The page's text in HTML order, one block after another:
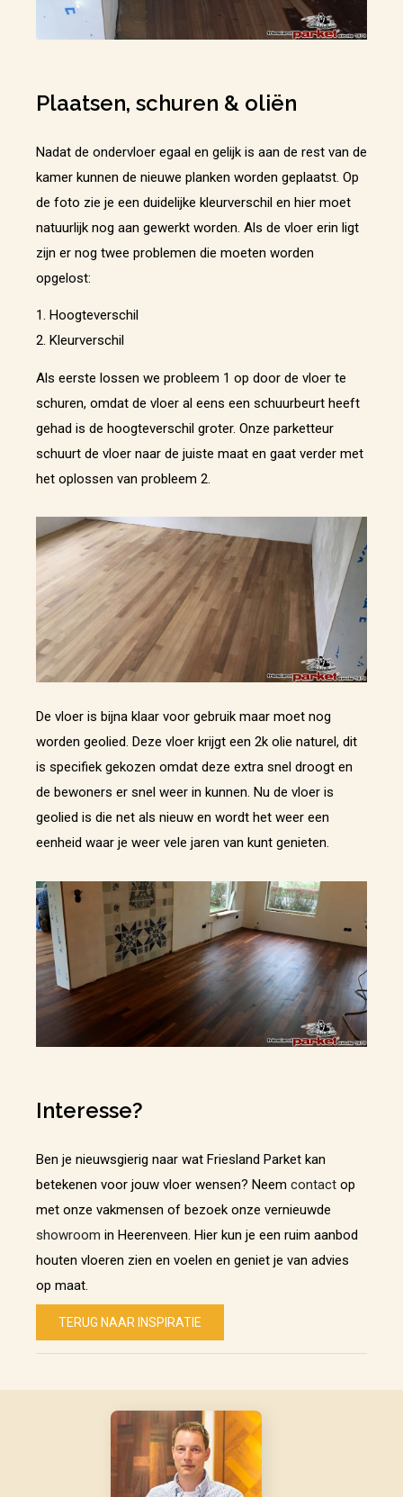
Plaatsen, schuren & oliën
Nadat de ondervloer egaal en gelijk is aan de rest van de
kamer kunnen de nieuwe planken worden geplaatst. Op
de foto zie je een duidelijke kleurverschil en hier moet
natuurlijk nog aan gewerkt worden. Als de vloer erin ligt
zijn er nog twee problemen die moeten worden
opgelost:
1. Hoogteverschil
2. Kleurverschil
Als eerste lossen we probleem 1 op door de vloer te
schuren, omdat de vloer al eens een schuurbeurt heeft
gehad is de hoogteverschil groter. Onze parketteur
schuurt de vloer naar de juiste maat en gaat verder met
het oplossen van probleem 2.
De vloer is bijna klaar voor gebruik maar moet nog
worden geolied. Deze vloer krijgt een 2k olie naturel, dit
is specifiek gekozen omdat deze extra snel droogt en
de bewoners er snel weer in kunnen. Nu de vloer is
geolied is die net als nieuw en wordt het weer een
eenheid waar je weer vele jaren van kunt genieten.
Interesse?
Ben je nieuwsgierig naar wat Friesland Parket kan
betekenen voor jouw vloer wensen? Neem contact op
met onze vakmensen of bezoek onze vernieuwde
showroom in Heerenveen. Hier kun je een ruim aanbod
houten vloeren zien en voelen en geniet je van advies
op maat.
TERUG NAAR INSPIRATIE